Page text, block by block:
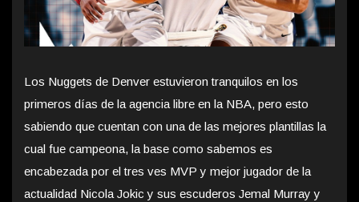
Los Nuggets de Denver estuvieron tranquilos en los
primeros días de la agencia libre en la NBA, pero esto
sabiendo que cuentan con una de las mejores plantillas la
cual fue campeona, la base como sabemos es
encabezada por el tres ves MVP y mejor jugador de la
actualidad Nicola Jokic y sus escuderos Jemal Murray y